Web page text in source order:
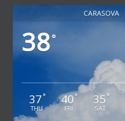
CARASOVA
38°
37°
THU
40°
FRI
35°
SAT